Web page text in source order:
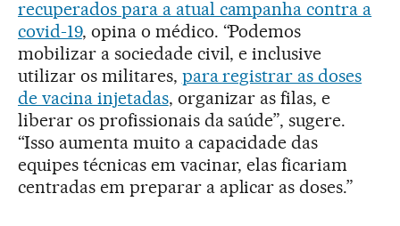
recuperados para a atual campanha contra a
covid-19, opina o médico. “Podemos
mobilizar a sociedade civil, e inclusive
utilizar os militares, para registrar as doses
de vacina injetadas, organizar as filas, e
liberar os profissionais da saúde”, sugere.
“Isso aumenta muito a capacidade das
equipes técnicas em vacinar, elas ficariam
centradas em preparar a aplicar as doses.”